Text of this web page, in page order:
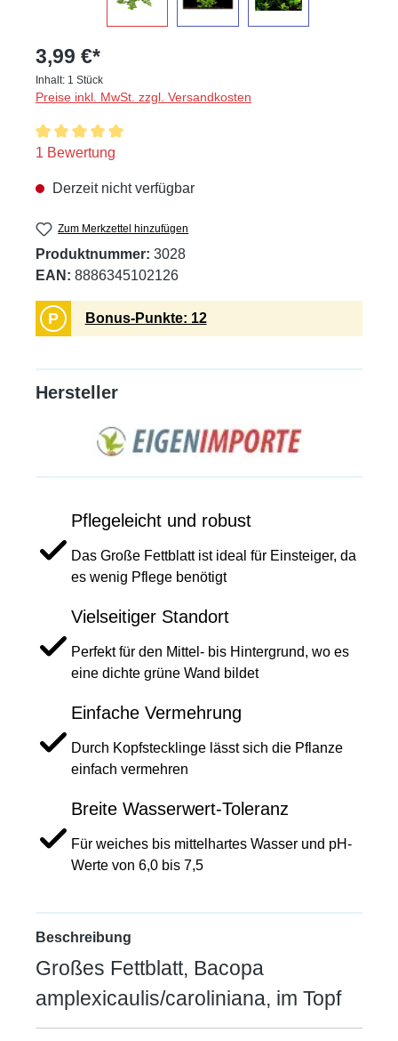
3,99 €*
Inhalt: 1 Stück
Preise inkl. MwSt. zzgl. Versandkosten
Durchschnittliche Bewertung von 5 von 5 Sternen
1 Bewertung
Derzeit nicht verfügbar
Zum Merkzettel hinzufügen
Produktnummer: 3028
EAN: 8886345102126
P Bonus-Punkte: 12
Hersteller
Pflegeleicht und robust
Das Große Fettblatt ist ideal für Einsteiger, da
es wenig Pflege benötigt
Vielseitiger Standort
Perfekt für den Mittel- bis Hintergrund, wo es
eine dichte grüne Wand bildet
Einfache Vermehrung
Durch Kopfstecklinge lässt sich die Pflanze
einfach vermehren
Breite Wasserwert-Toleranz
Für weiches bis mittelhartes Wasser und pH-
Werte von 6,0 bis 7,5
Beschreibung
Großes Fettblatt, Bacopa
amplexicaulis/caroliniana, im Topf